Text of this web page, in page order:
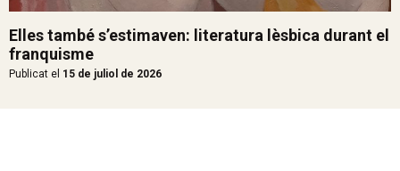
Elles també s’estimaven: literatura lèsbica durant el
franquisme
Publicat el 15 de juliol de 2026